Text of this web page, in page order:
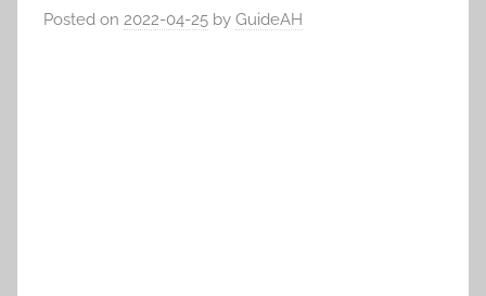
Posted on 2022-04-25 by GuideAH